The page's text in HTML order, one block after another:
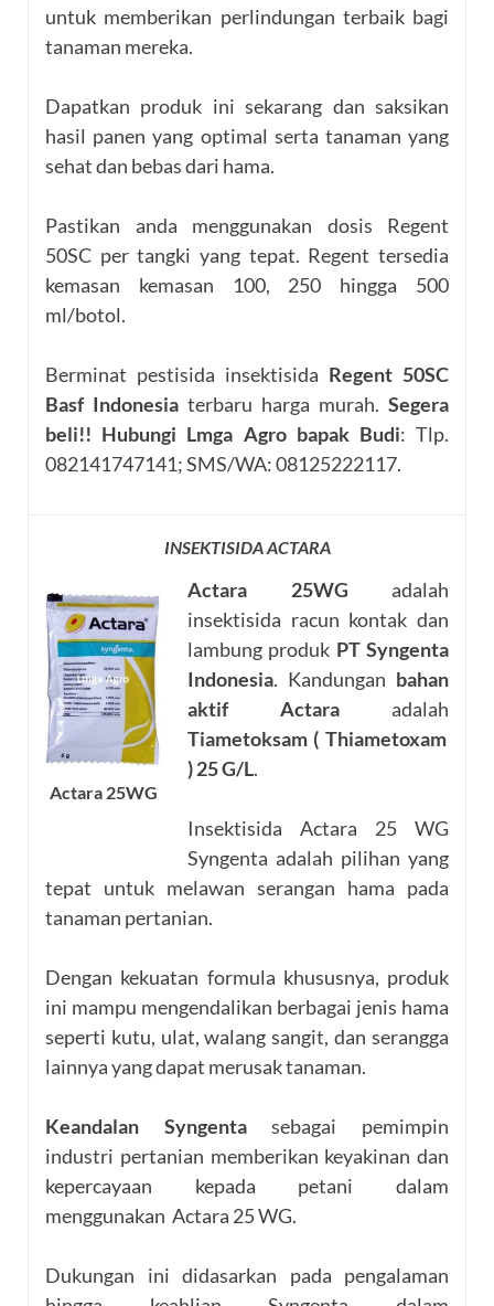
untuk memberikan perlindungan terbaik bagi
tanaman mereka.
Dapatkan produk ini sekarang dan saksikan
hasil panen yang optimal serta tanaman yang
sehat dan bebas dari hama.
Pastikan anda menggunakan dosis Regent
50SC per tangki yang tepat. Regent tersedia
kemasan kemasan 100, 250 hingga 500
ml/botol.
Berminat pestisida insektisida Regent 50SC
Basf Indonesia terbaru harga murah. Segera
beli!! Hubungi Lmga Agro bapak Budi: Tlp.
082141747141; SMS/WA: 08125222117.
INSEKTISIDA ACTARA
Actara 25WG
Actara 25WG adalah
insektisida racun kontak dan
lambung produk PT Syngenta
Indonesia. Kandungan bahan
aktif Actara adalah
Tiametoksam ( Thiametoxam
) 25 G/L.
Insektisida Actara 25 WG
Syngenta adalah pilihan yang
tepat untuk melawan serangan hama pada
tanaman pertanian.
Dengan kekuatan formula khususnya, produk
ini mampu mengendalikan berbagai jenis hama
seperti kutu, ulat, walang sangit, dan serangga
lainnya yang dapat merusak tanaman.
Keandalan Syngentasebagai pemimpin
industri pertanian memberikan keyakinan dan
kepercayaan kepada petani dalam
menggunakan Actara 25 WG.
Dukungan ini didasarkan pada pengalaman